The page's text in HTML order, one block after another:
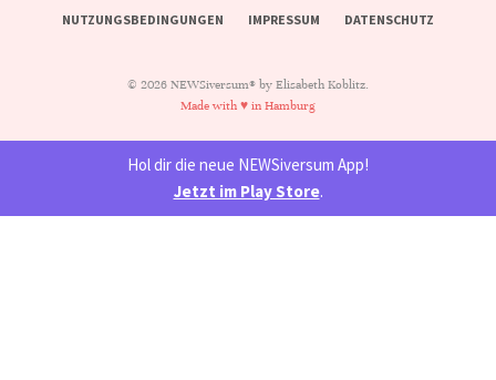
NUTZUNGSBEDINGUNGEN IMPRESSUM DATENSCHUTZ
© 2026 NEWSiversum® by Elisabeth Koblitz.
Made with ♥ in Hamburg
Hol dir die neue NEWSiversum App!
Jetzt im Play Store.